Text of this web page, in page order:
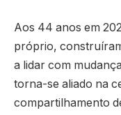
Aos 44 anos em
próprio,
a lidar com
torna-se aliado na
compartilhamento